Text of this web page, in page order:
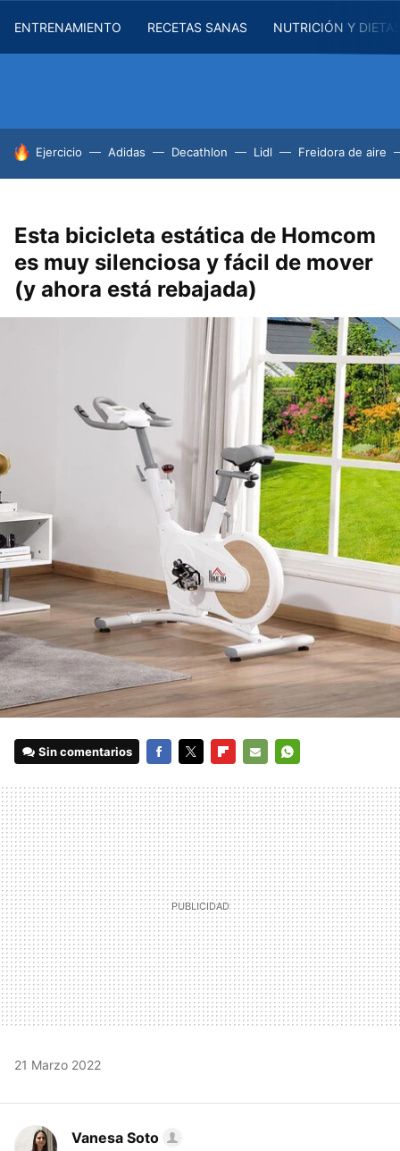
ENTRENAMIENTO RECETAS SANAS NUTRICIÓN Y
HOY SE HABLA DE
Ejercicio Adidas Decathlon Lidl Freidora de aire
Esta bicicleta estática de Homcom
es muy silenciosa y fácil de mover
(y ahora está rebajada)
Sin comentarios
MAIL
21 Marzo 2022
Vanesa Soto